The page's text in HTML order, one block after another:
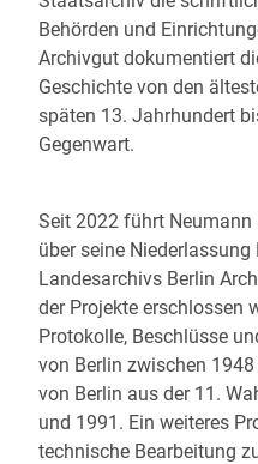
Behörden und
Archivgut dokumentiert
Geschichte von den
späten 13. Jahrhundert
Gegenwart.
Seit 2022 führt
über seine
Landesarchivs Berlin
der Projekte erschlossen
Protokolle, Beschlüsse
von Berlin zwischen
von Berlin aus der 11.
und 1991. Ein weiteres
technische Bearbeitung